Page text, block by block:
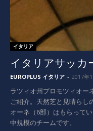
イタリア
イタリアサッカ
EUROPLUS イタリア - 2017年
ラツィオ州プロモツィオー
ご紹介。天然芝と見晴らし
オーネ（6部）はもらって
中規模のチームです。